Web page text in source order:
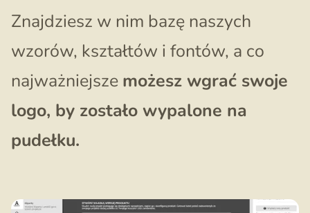
Znajdziesz w nim bazę naszych
wzorów, kształtów i fontów, a co
najważniejsze możesz wgrać swoje
logo, by zostało wypalone na
pudełku.